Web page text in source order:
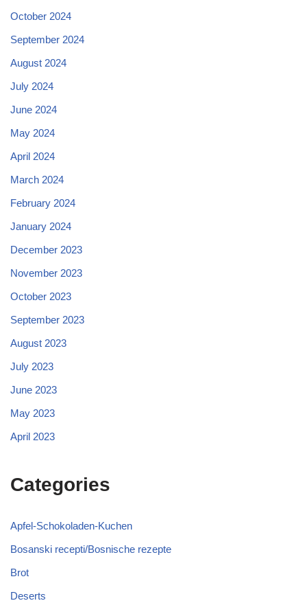
October 2024
September 2024
August 2024
July 2024
June 2024
May 2024
April 2024
March 2024
February 2024
January 2024
December 2023
November 2023
October 2023
September 2023
August 2023
July 2023
June 2023
May 2023
April 2023
Categories
Apfel-Schokoladen-Kuchen
Bosanski recepti/Bosnische rezepte
Brot
Deserts